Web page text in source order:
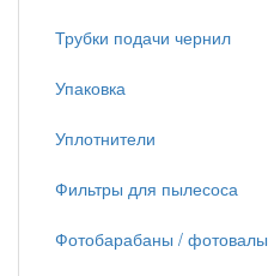
Трубки подачи чернил
Упаковка
Уплотнители
Фильтры для пылесоса
Фотобарабаны / фотовалы